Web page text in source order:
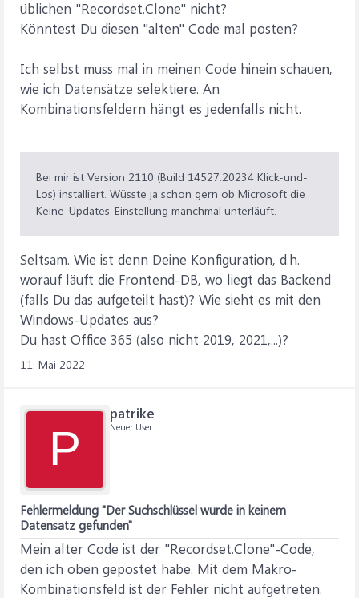
üblichen "Recordset.Clone" nicht?
Könntest Du diesen "alten" Code mal posten?
Ich selbst muss mal in meinen Code hinein schauen,
wie ich Datensätze selektiere. An
Kombinationsfeldern hängt es jedenfalls nicht.
Bei mir ist Version 2110 (Build 14527.20234 Klick-und-
Los) installiert. Wüsste ja schon gern ob Microsoft die
Keine-Updates-Einstellung manchmal unterläuft.
Seltsam. Wie ist denn Deine Konfiguration, d.h.
worauf läuft die Frontend-DB, wo liegt das Backend
(falls Du das aufgeteilt hast)? Wie sieht es mit den
Windows-Updates aus?
Du hast Office 365 (also nicht 2019, 2021,...)?
11. Mai 2022
P
patrike
Neuer User
Fehlermeldung "Der Suchschlüssel wurde in keinem
Datensatz gefunden"
Mein alter Code ist der "Recordset.Clone"-Code,
den ich oben gepostet habe. Mit dem Makro-
Kombinationsfeld ist der Fehler nicht aufgetreten.